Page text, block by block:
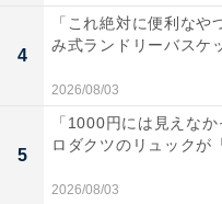
第9位：チーズ・生ハ
定番ですが、あると嬉
の種類が入っている詰
ま食べられるものが便利
4
「これ絶対に便利な
み式ランドリーバスケ
2026/08/03
5
「1000円には見えな
ロダクツのリュックが
2026/08/03